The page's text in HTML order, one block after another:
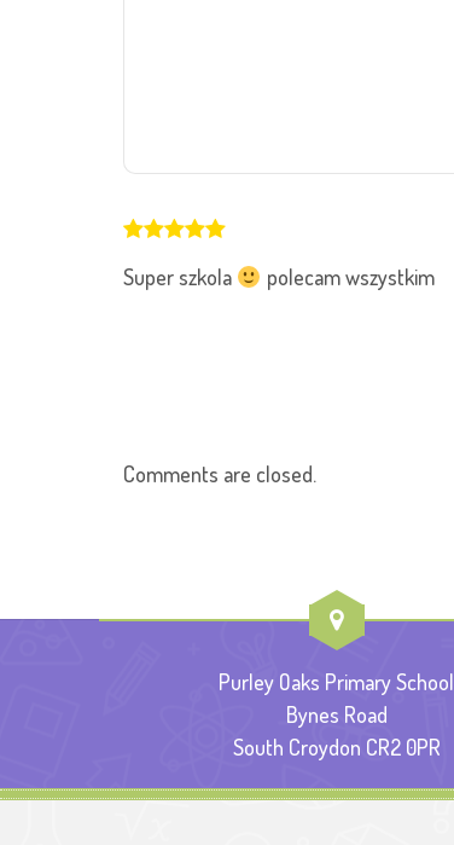
Super szkola polecam wszystkim
Comments are closed.
Purley Oaks Primary School
Bynes Road
South Croydon CR2 0PR